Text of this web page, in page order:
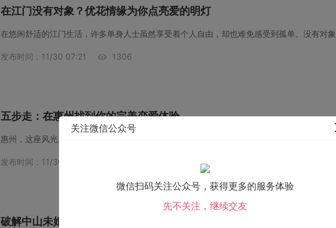
在江门没有对象？优花情缘为你点亮爱的明灯
发布时间：11/30 07:21 1306
五步走：在惠州找到你的完美恋爱体验
发布时间：11/30 07:20
破解中山未婚青年的情感困境，优花情缘助力幸福新篇章
关注微信公众号
微信扫码关注公众号，获得更多的服务体验
先不关注，继续交友